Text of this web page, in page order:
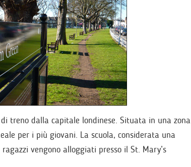
treno dalla capitale londinese. Situata in una zona
per i più giovani. La scuola, considerata una
vengono alloggiati presso il St. Mary’s